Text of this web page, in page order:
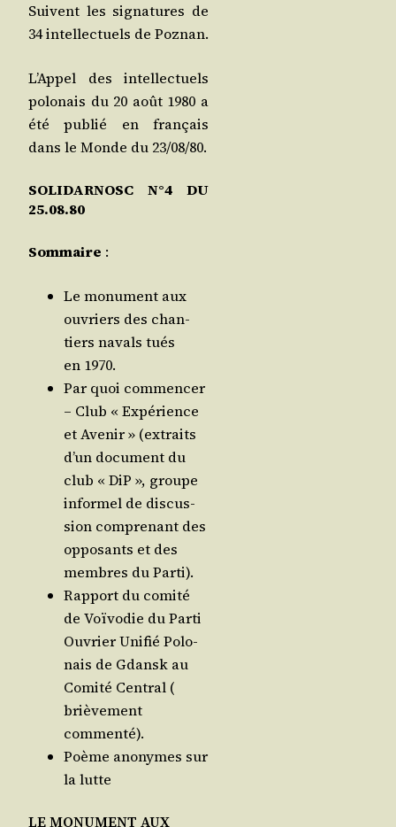
Suivent les signa­tures de
34 intel­lec­tuels de Poznan.
L’Ap­pel des intel­lec­tuels
polo­nais du 20 août 1980 a
été publié en fran­çais
dans le Monde du 23/​08/​80.
SOLIDARNOSC N°4 DU
25.08.80
Som­maire :
Le monu­ment aux
ouvriers des chan­
tiers navals tués
en 1970.
Par quoi com­men­cer
– Club « Expé­rience
et Ave­nir » (extraits
d’un docu­ment du
club « DiP », groupe
infor­mel de dis­cus­
sion com­pre­nant des
oppo­sants et des
membres du Parti).
Rap­port du comi­té
de Voï­vo­die du Par­ti
Ouvrier Uni­fié Polo­
nais de Gdansk au
Comi­té Cen­tral (
briè­ve­ment
commenté).
Poème ano­nymes sur
la lutte
LE MONUMENT AUX